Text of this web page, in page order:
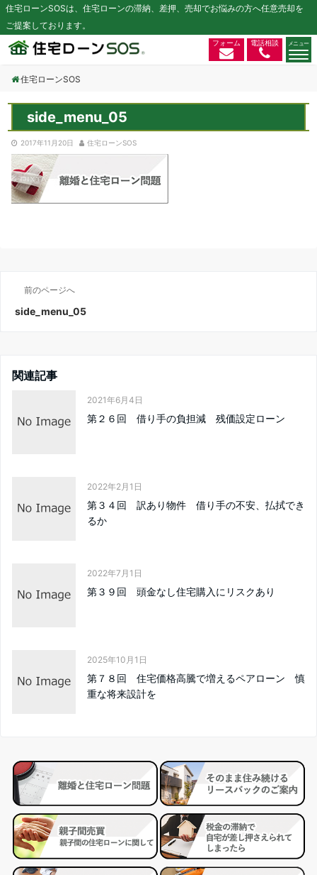
住宅ローンSOSは、住宅ローンの滞納、差押、売却でお悩みの方へ任意売却を
ご提案しております。
フォーム 電話相談
住宅ローンSOS
side_menu_05
2017年11月20日 住宅ローンSOS
前のページへ
side_menu_05
関連記事
2021年6月4日
第２６回 借り手の負担減 残価設定ローン
2022年2月1日
第３４回 訳あり物件 借り手の不安、払拭でき
るか
2022年7月1日
第３９回 頭金なし住宅購入にリスクあり
2025年10月1日
第７８回 住宅価格高騰で増えるペアローン 慎
重な将来設計を